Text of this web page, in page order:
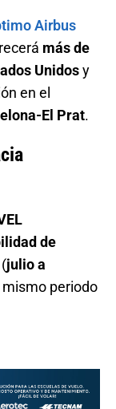
Airbus
más de
Unidosy
en el
El Prat.
de
(julio a
periodo